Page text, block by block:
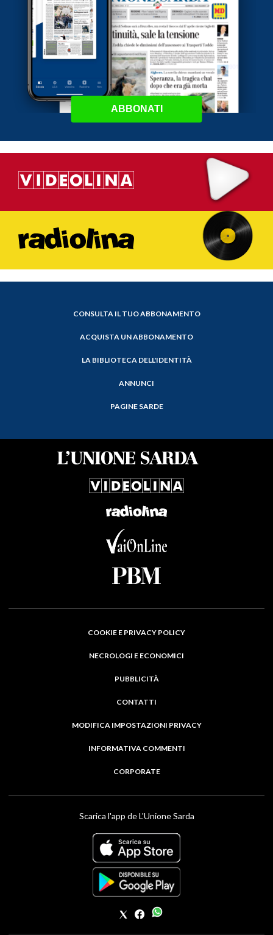
ABBONATI
CONSULTA IL TUO ABBONAMENTO
ACQUISTA UN ABBONAMENTO
LA BIBLIOTECA DELL'IDENTITÀ
ANNUNCI
PAGINE SARDE
COOKIE E PRIVACY POLICY
NECROLOGI E ECONOMICI
PUBBLICITÀ
CONTATTI
MODIFICA IMPOSTAZIONI PRIVACY
INFORMATIVA COMMENTI
CORPORATE
Scarica l'app de L'Unione Sarda